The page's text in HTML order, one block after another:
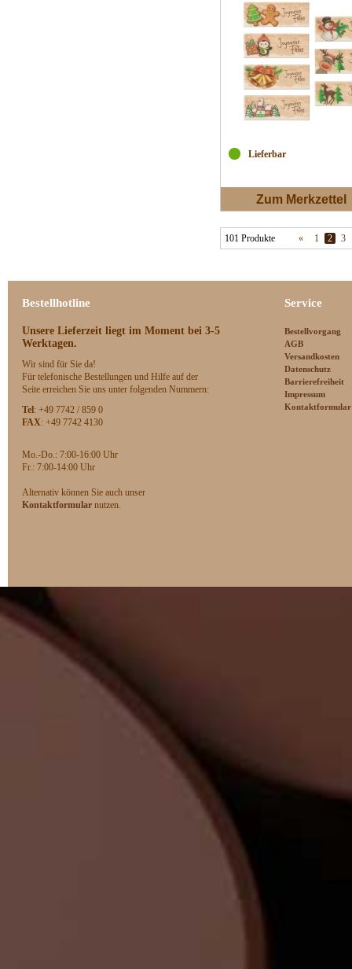
Lieferbar
Zum Merkzettel
101 Produkte « 1 2 3
Bestellhotline
Unsere Lieferzeit liegt im Moment bei 3-5
Werktagen.
Wir sind für Sie da!
Für telefonische Bestellungen und Hilfe auf der
Seite erreichen Sie uns unter folgenden Nummern:
Tel: +49 7742 / 859 0
FAX: +49 7742 4130
Mo.-Do.: 7:00-16:00 Uhr
Fr.: 7:00-14:00 Uhr
Alternativ können Sie auch unser
Kontaktformular nutzen.
Service
Bestellvorgang
AGB
Versandkosten
Datenschutz
Barrierefreiheit
Impressum
Kontaktformular